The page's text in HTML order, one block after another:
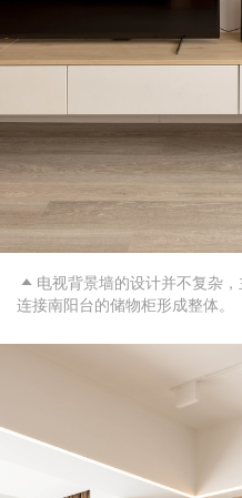
 电视背景墙的设计并不复杂
连接南阳台的储物柜形成整体。